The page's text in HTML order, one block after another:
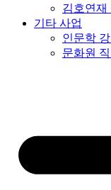
김호연재
기타 사업
인문학 강
문화원